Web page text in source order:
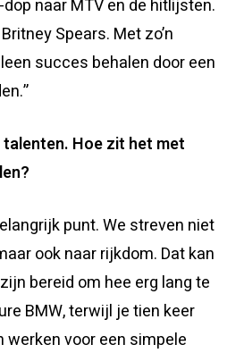
naar MTV en de hitlijsten.
Spears. Met zo’n
succes behalen door een
Hoe zit het met
punt. We streven niet
ook naar rijkdom. Dat kan
bereid om hee erg lang te
BMW, terwijl je tien keer
werken voor een simpele